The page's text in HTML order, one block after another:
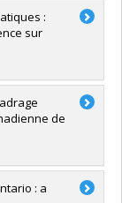
:
sur
de
: a